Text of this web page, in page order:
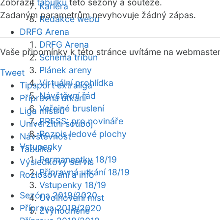
Kariéra
Redakce webu
DRFG Arena
DRFG Arena
Schéma tribun
Plánek areny
Virtuální prohlídka
Návštěvní řád
Veřejné bruslení
PRESS: pro novináře
Rozpis ledové plochy
Vstupenky
Permanentky 18/19
Přípravná utkání 18/19
Vstupenky 18/19
Uvolňování míst
Zvýhodněné
Zobrazit tabulku této sezóny a soutěže.
Zadaným parametrům nevyhovuje žádný zápas.
Vaše připomínky k této stránce uvítáme na webmaster
Tweet
Tipsport extraliga
Přípravná utkání
Liga mistrů
Univerzitní souboj
Návštěvnost
Tabulka
Výsledkový servis
Rozlosování a info
Sezóna 2019/2020
Příprava 2019/2020